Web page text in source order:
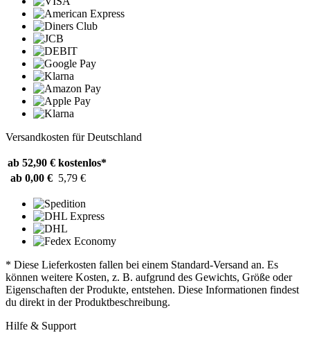
Versandkosten für Deutschland
ab 52,90 € kostenlos*
ab 0,00 € 5,79 €
* Diese Lieferkosten fallen bei einem Standard-Versand an. Es
können weitere Kosten, z. B. aufgrund des Gewichts, Größe oder
Eigenschaften der Produkte, entstehen. Diese Informationen findest
du direkt in der Produktbeschreibung.
Hilfe & Support